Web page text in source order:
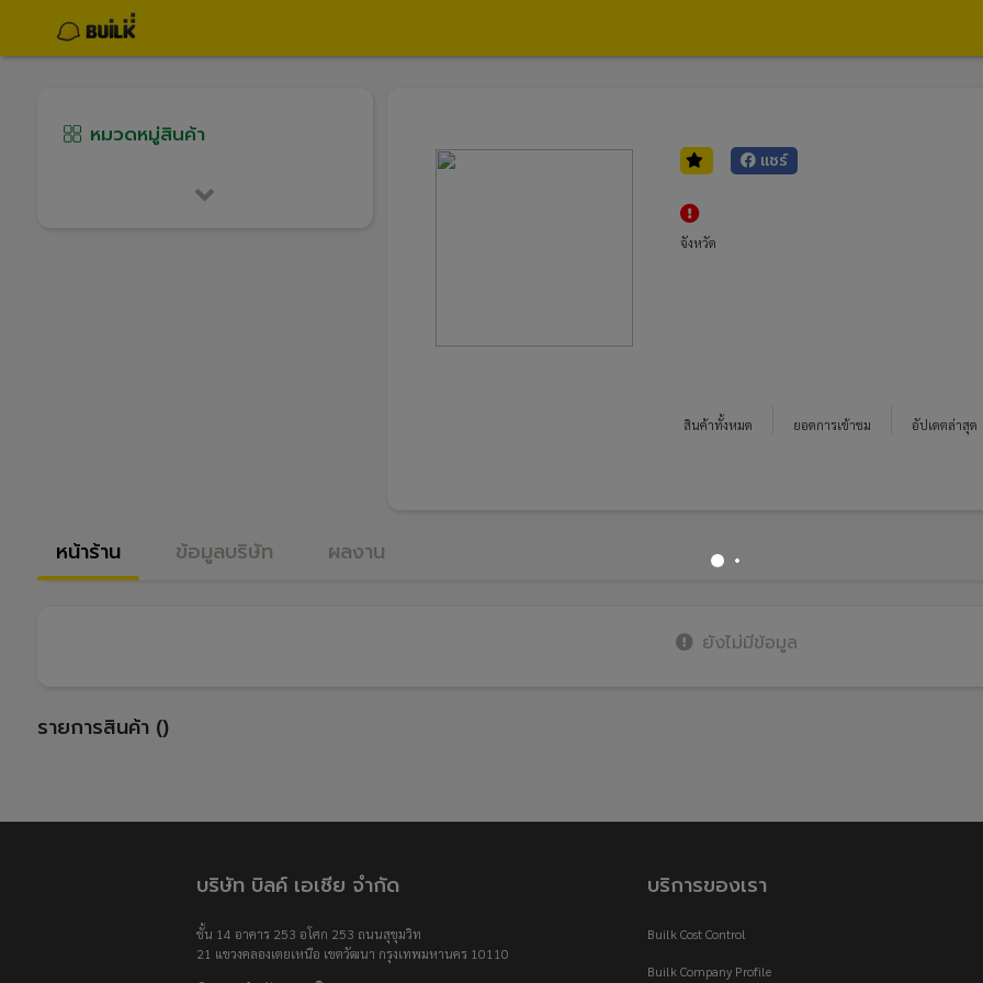
หมวดหมู่สินค้า
แชร์
จังหวัด
สินค้าทั้งหมด ยอดการเข้าชม อัปเดตล่าสุด
หน้าร้าน ข้อมูลบริษัท ผลงาน
ยังไม่มีข้อมูล
รายการสินค้า ()
บริษัท บิลค์ เอเชีย จำกัด
ชั้น 14 อาคาร 253 อโศก 253 ถนนสุขุมวิท
21 แขวงคลองเตยเหนือ เขตวัฒนา กรุงเทพมหานคร 10110
บริการของเรา
Builk Cost Control
Builk Company Profile